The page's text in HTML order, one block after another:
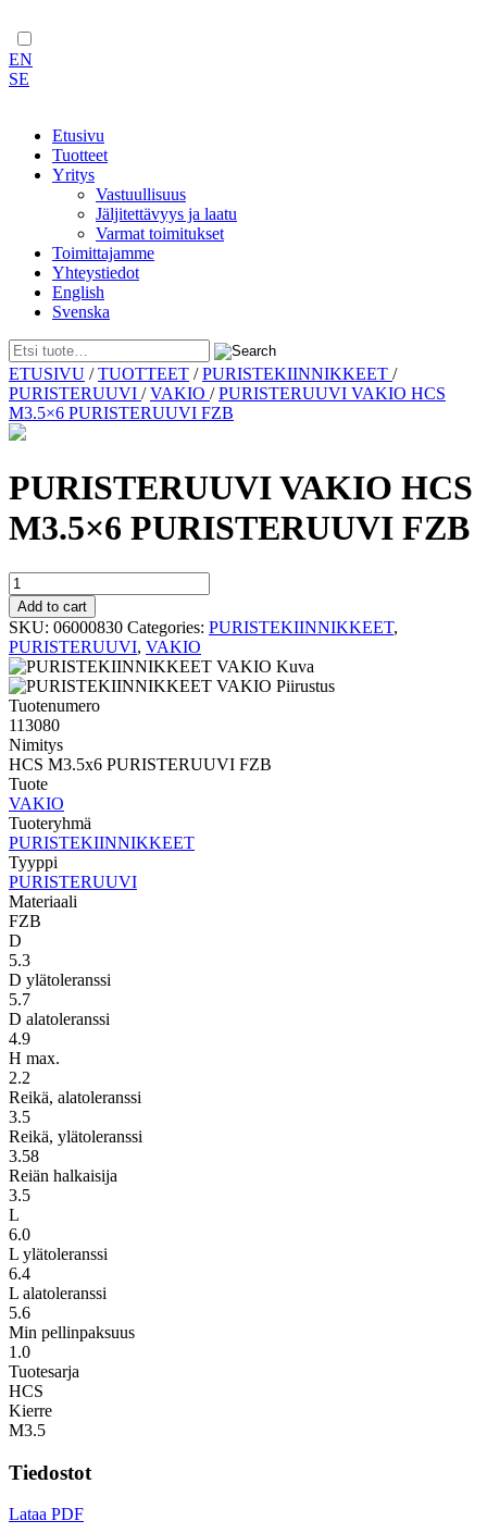
EN
SE
Etusivu
Tuotteet
Yritys
Vastuullisuus
Jäljitettävyys ja laatu
Varmat toimitukset
Toimittajamme
Yhteystiedot
English
Svenska
Skip
to
content
ETUSIVU /TUOTTEET /PURISTEKIINNIKKEET /
PURISTERUUVI /VAKIO /PURISTERUUVI VAKIO HCS
M3.5×6 PURISTERUUVI FZB
PURISTERUUVI VAKIO HCS
M3.5×6 PURISTERUUVI FZB
PURISTERUUVI
VAKIO
HCS
M3.5x6
PURISTERUUVI
FZB
quantity
Add to cart
SKU: 06000830 Categories: PURISTEKIINNIKKEET,
PURISTERUUVI, VAKIO
Tuotenumero
113080
Nimitys
HCS M3.5x6 PURISTERUUVI FZB
Tuote
VAKIO
Tuoteryhmä
PURISTEKIINNIKKEET
Tyyppi
PURISTERUUVI
Materiaali
FZB
D
5.3
D ylätoleranssi
5.7
D alatoleranssi
4.9
H max.
2.2
Reikä, alatoleranssi
3.5
Reikä, ylätoleranssi
3.58
Reiän halkaisija
3.5
L
6.0
L ylätoleranssi
6.4
L alatoleranssi
5.6
Min pellinpaksuus
1.0
Tuotesarja
HCS
Kierre
M3.5
Tiedostot
Lataa PDF